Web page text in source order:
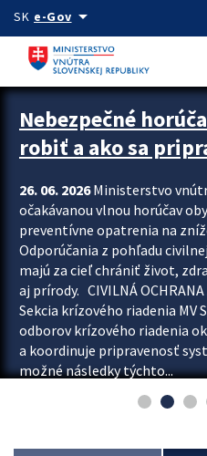
Preskocit na hlavný obsah
SK e-Govarrow_drop_down
Zastavit automatický posun upútavok
Nebezpečné
robiť a ako sa
26. 06. 2026Ministerstvo
očakávanou vlnou horúčav
preventívne opatrenia na
Odporúčania z pohľadu
majú za cieľ chrániť život,
aj prírody. CIVILNÁ OCHRANA
Sekcia krízového riadenia
odborov krízového riadenia
a koordinuje pripravenosť
možné následky týchto...